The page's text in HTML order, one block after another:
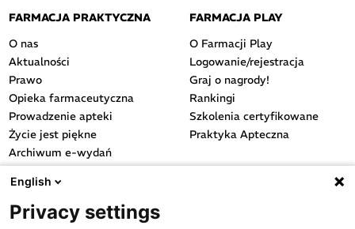
FARMACJA PRAKTYCZNA
O nas
Aktualności
Prawo
Opieka farmaceutyczna
Prowadzenie apteki
Życie jest piękne
Archiwum e-wydań
Przydatne linki
FARMACJA PLAY
O Farmacji Play
Logowanie/rejestracja
Graj o nagrody!
Rankingi
Szkolenia certyfikowane
Praktyka Apteczna
OGÓLNE
English
Privacy settings